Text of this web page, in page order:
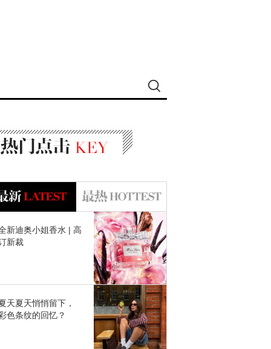
新迪奥小姐香水 | 高
新裁
天夏天悄悄留下，
色条纹的回忆？